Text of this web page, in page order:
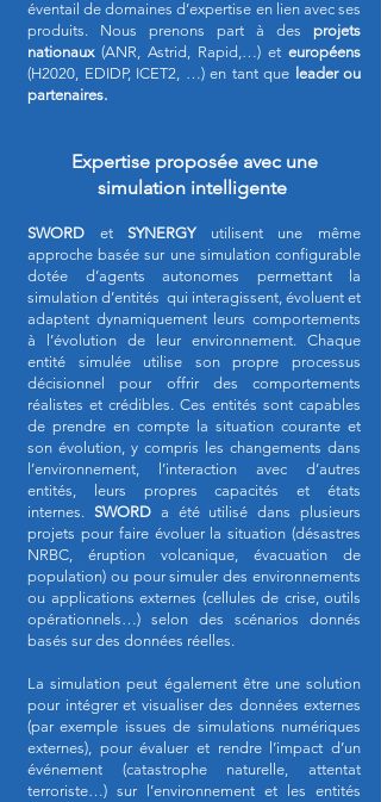
éventail de domaines d’expertise en lien avec ses
produits. Nous prenons part à des projets
nationaux(ANR, Astrid, Rapid,…) et européens
(H2020, EDIDP, ICET2, …) en tant que leader ou
partenaires.
Expertise proposée avec une
simulation intelligente
SWORD etSYNERGYutilisent une même
approche basée sur une simulation configurable
dotée d’agents autonomes permettant la
simulation d’entités qui interagissent, évoluent et
adaptent dynamiquement leurs comportements
à l’évolution de leur environnement. Chaque
entité simulée utilise son propre processus
décisionnel pour offrir des comportements
réalistes et crédibles. Ces entités sont capables
de prendre en compte la situation courante et
son évolution, y compris les changements dans
l’environnement, l’interaction avec d’autres
entités, leurs propres capacités et états
internes. SWORD a été utilisé dans plusieurs
projets pour faire évoluer la situation (désastres
NRBC, éruption volcanique, évacuation de
population) ou pour simuler des environnements
ou applications externes (cellules de crise, outils
opérationnels…) selon des scénarios donnés
basés sur des données réelles.
La simulation peut également être une solution
pour intégrer et visualiser des données externes
(par exemple issues de simulations numériques
externes), pour évaluer et rendre l’impact d’un
événement (catastrophe naturelle, attentat
terroriste…) sur l’environnement et les entités